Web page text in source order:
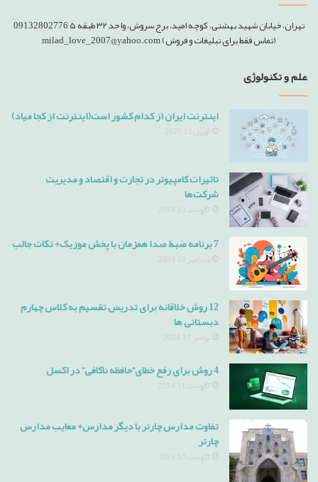
تهران، خیابان شهید بهشتی، کوچه امید، برج سروش، واحد ۳۲ طبقه ۵ 09132802776
(تماس فقط برای تبلیغات و فروش) milad_love_2007@yahoo.com
علم و تکنولوژی
اینترنت ایران از کدام کشور است(اینترنت از کجا میاد)
آوریل 12, 2025
تاثیرات کامپیوتر در تجارت و اقتصاد و مدیریت
شرکت‌ها
آگوست 13, 2024
7 برنامه ضبط صدا همزمان با پخش موزیک+ نکات جالب
دسامبر 10, 2024
12 روش خلاقانه برای تدریس تقسیم به کلاس چهارم
دبستانی ها
نوامبر 17, 2024
4 روش برای رفع خطای”حافظه ناکافی” در اکسل
آگوست 11, 2024
تفاوت مدارس چارتر با دیگر مدارس+ معایب مدارس
چارتر
آگوست 13, 2024